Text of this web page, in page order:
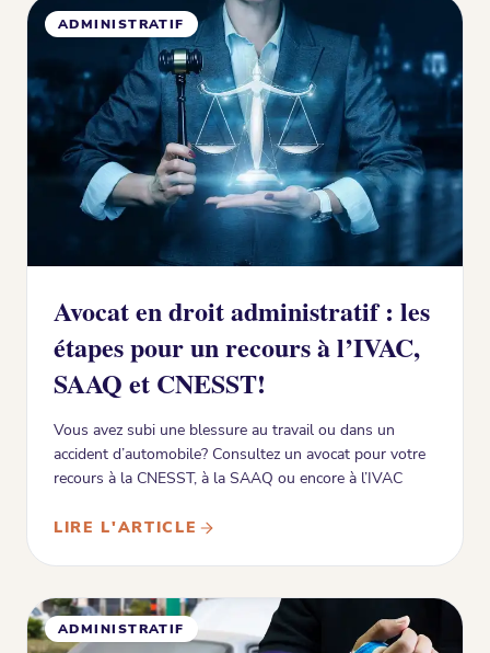
ADMINISTRATIF
Avocat en droit administratif : les
étapes pour un recours à l’IVAC,
SAAQ et CNESST!
Vous avez subi une blessure au travail ou dans un
accident d’automobile? Consultez un avocat pour votre
recours à la CNESST, à la SAAQ ou encore à l’IVAC
LIRE L'ARTICLE
ADMINISTRATIF